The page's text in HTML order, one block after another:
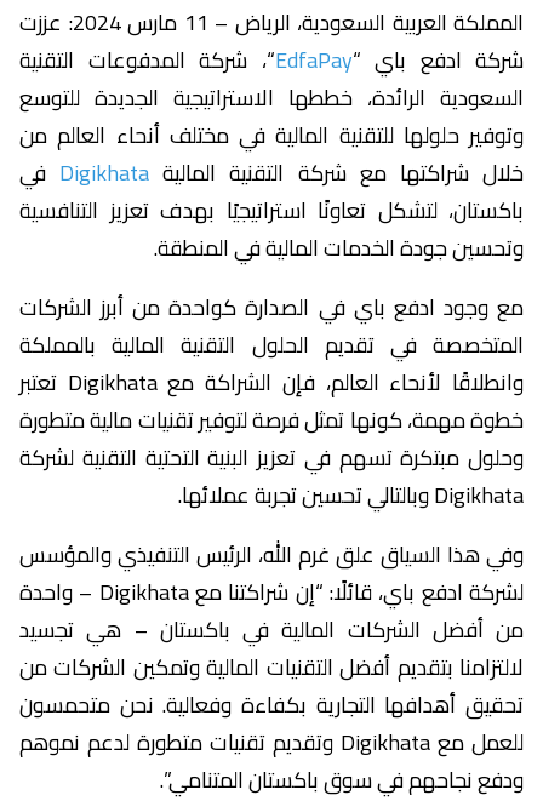
المملكة العربية السعودية، الرياض – 11 مارس 2024: عززت
شركة ادفع باي “EdfaPay“، شركة المدفوعات التقنية
السعودية الرائدة، خططها الاستراتيجية الجديدة للتوسع
وتوفير حلولها للتقنية المالية في مختلف أنحاء العالم من
خلال شراكتها مع شركة التقنية المالية Digikhata في
باكستان، لتشكل تعاونًا استراتيجيًا بهدف تعزيز التنافسية
وتحسين جودة الخدمات المالية في المنطقة.
مع وجود ادفع باي في الصدارة كواحدة من أبرز الشركات
المتخصصة في تقديم الحلول التقنية المالية بالمملكة
وانطلاقًا لأنحاء العالم، فإن الشراكة مع Digikhata تعتبر
خطوة مهمة، كونها تمثل فرصة لتوفير تقنيات مالية متطورة
وحلول مبتكرة تسهم في تعزيز البنية التحتية التقنية لشركة
Digikhata وبالتالي تحسين تجربة عملائها.
وفي هذا السياق علق غرم الله، الرئيس التنفيذي والمؤسس
لشركة ادفع باي، قائلًا: “إن شراكتنا مع Digikhata – واحدة
من أفضل الشركات المالية في باكستان – هي تجسيد
لالتزامنا بتقديم أفضل التقنيات المالية وتمكين الشركات من
تحقيق أهدافها التجارية بكفاءة وفعالية. نحن متحمسون
للعمل مع Digikhata وتقديم تقنيات متطورة لدعم نموهم
ودفع نجاحهم في سوق باكستان المتنامي”.